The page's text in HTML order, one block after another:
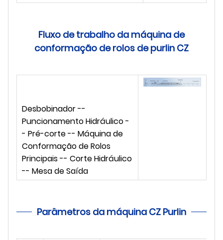
Fluxo de trabalho da máquina de
conformação de rolos de purlin CZ
Desbobinador --
Puncionamento Hidráulico -
- Pré-corte -- Máquina de
Conformação de Rolos
Principais -- Corte Hidráulico
-- Mesa de Saída
Parâmetros da máquina CZ Purlin